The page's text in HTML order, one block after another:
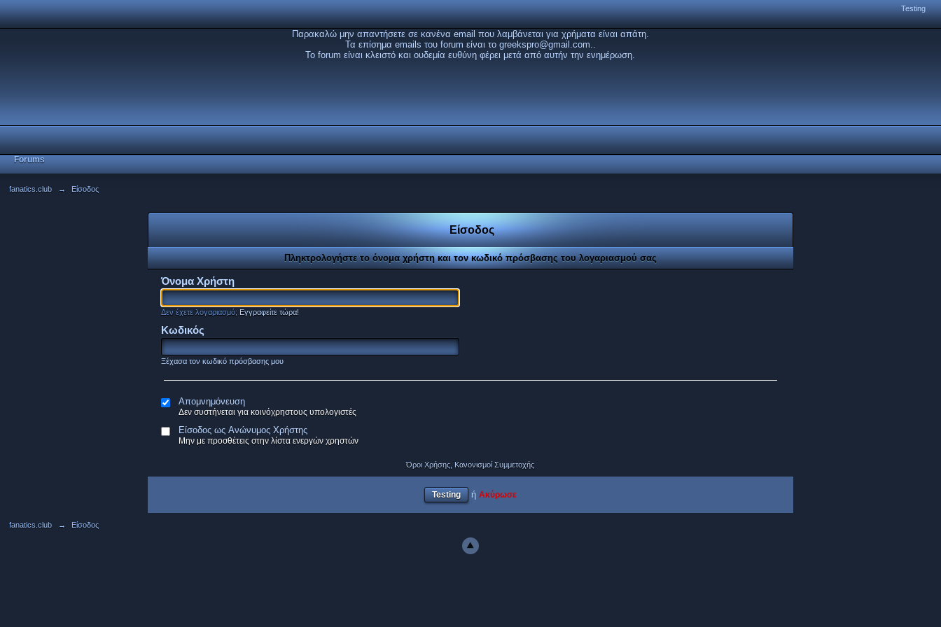
Testing
Παρακαλώ μην απαντήσετε σε κανένα email που λαμβάνεται για χρήματα είναι απάτη.
Τα επίσημα emails του forum είναι το greekspro@gmail.com..
Το forum είναι κλειστό και ουδεμία ευθύνη φέρει μετά από αυτήν την ενημέρωση.
Forums
fanatics.club → Είσοδος
Είσοδος
Πληκτρολογήστε το όνομα χρήστη και τον κωδικό πρόσβασης του λογαριασμού σας
Όνομα Xρήστη
Δεν έχετε λογαριασμό; Εγγραφείτε τώρα!
Κωδικός
Ξέχασα τον κωδικό πρόσβασης μου
Απομνημόνευση
Δεν συστήνεται για κοινόχρηστους υπολογιστές
Είσοδος ως Ανώνυμος Χρήστης
Μην με προσθέτεις στην λίστα ενεργών χρηστών
Όροι Χρήσης, Κανονισμοί Συμμετοχής
ή Ακύρωσε
fanatics.club → Είσοδος